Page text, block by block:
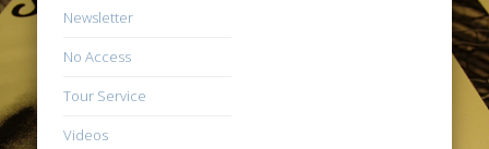
Newsletter
No Access
Tour Service
Videos